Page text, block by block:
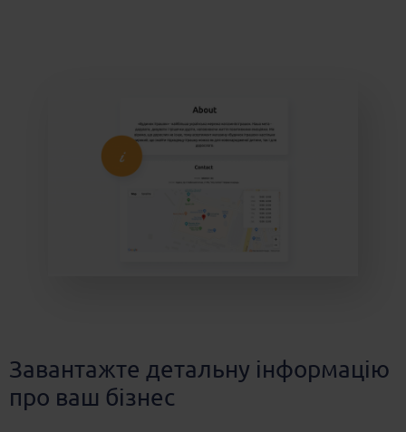
Завантажте детальну інформацію
про ваш бізнес